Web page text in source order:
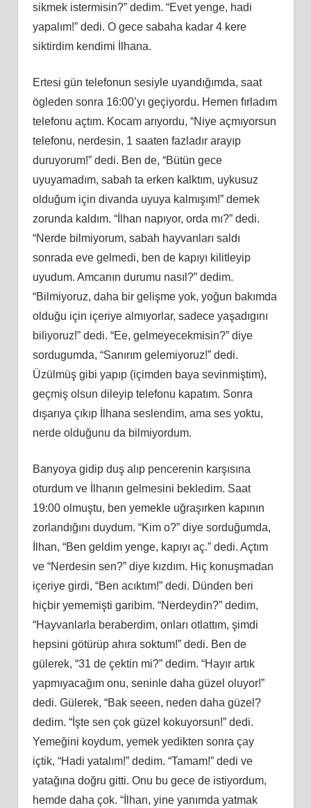
sikmek istermisin?” dedim. “Evet yenge, hadi
yapalım!” dedi. O gece sabaha kadar 4 kere
siktirdim kendimi İlhana.
Ertesi gün telefonun sesiyle uyandığımda, saat
ögleden sonra 16:00’yı geçiyordu. Hemen fırladım
telefonu açtım. Kocam arıyordu, “Niye açmıyorsun
telefonu, nerdesin, 1 saaten fazladır arayıp
duruyorum!” dedi. Ben de, “Bütün gece
uyuyamadım, sabah ta erken kalktım, uykusuz
olduğum için divanda uyuya kalmışım!” demek
zorunda kaldım. “İlhan napıyor, orda mı?” dedi.
“Nerde bilmiyorum, sabah hayvanları saldı
sonrada eve gelmedi, ben de kapıyı kilitleyip
uyudum. Amcanın durumu nasıl?” dedim.
“Bilmiyoruz, daha bir gelişme yok, yoğun bakımda
olduğu için içeriye almıyorlar, sadece yaşadıgını
biliyoruz!” dedi. “Ee, gelmeyecekmisin?” diye
sordugumda, “Sanırım gelemiyoruz!” dedi.
Üzülmüş gibi yapıp (içimden baya sevinmiştim),
geçmiş olsun dileyip telefonu kapatım. Sonra
dışarıya çıkıp İlhana seslendim, ama ses yoktu,
nerde olduğunu da bilmiyordum.
Banyoya gidip duş alıp pencerenin karşısına
oturdum ve İlhanın gelmesini bekledim. Saat
19:00 olmuştu, ben yemekle uğraşırken kapının
zorlandığını duydum. “Kim o?” diye sorduğumda,
İlhan, “Ben geldim yenge, kapıyı aç.” dedi. Açtım
ve “Nerdesin sen?” diye kızdım. Hiç konuşmadan
içeriye girdi, “Ben acıktım!” dedi. Dünden beri
hiçbir yememişti garibim. “Nerdeydin?” dedim,
“Hayvanlarla beraberdim, onları otlattım, şimdi
hepsini götürüp ahıra soktum!” dedi. Ben de
gülerek, “31 de çektin mi?” dedim. “Hayır artık
yapmıyacağım onu, seninle daha güzel oluyor!”
dedi. Gülerek, “Bak seeen, neden daha güzel?
dedim. “İşte sen çok güzel kokuyorsun!” dedi.
Yemeğini koydum, yemek yedikten sonra çay
içtik, “Hadi yatalım!” dedim. “Tamam!” dedi ve
yatağına doğru gitti. Onu bu gece de istiyordum,
hemde daha çok. “İlhan, yine yanımda yatmak